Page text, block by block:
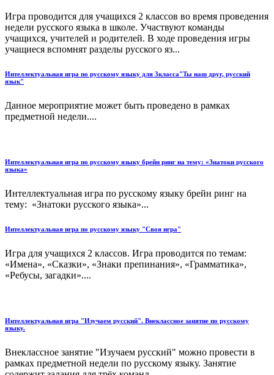
Игра проводится для учащихся 2 классов во время проведения
недели русского языка в школе. Участвуют команды
учащихся, учителей и родителей. В ходе проведения игры
учащиеся вспомнят разделы русского яз...
Интеллектуальная игра по русскому языку для 3класса"Ты наш друг, русский
язык"
Данное мероприятие может быть проведено в рамках
предметной недели....
Интеллектуальная игра по русскому языку брейн ринг на тему: «Знатоки русского
языка»
Интеллектуальная игра по русскому языку брейн ринг на
тему: «Знатоки русского языка»...
Интеллектуальная игра по русскому языку "Своя игра"
Игра для учащихся 2 классов. Игра проводится по темам:
«Имена», «Сказки», «Знаки препинания», «Грамматика»,
«Ребусы, загадки»....
Интеллектуальная игра "Изучаем русский". Внеклассное занятие по русскому
языку.
Внеклассное занятие "Изучаем русский" можно провести в
рамках предметной недели по русскому языку. Занятие